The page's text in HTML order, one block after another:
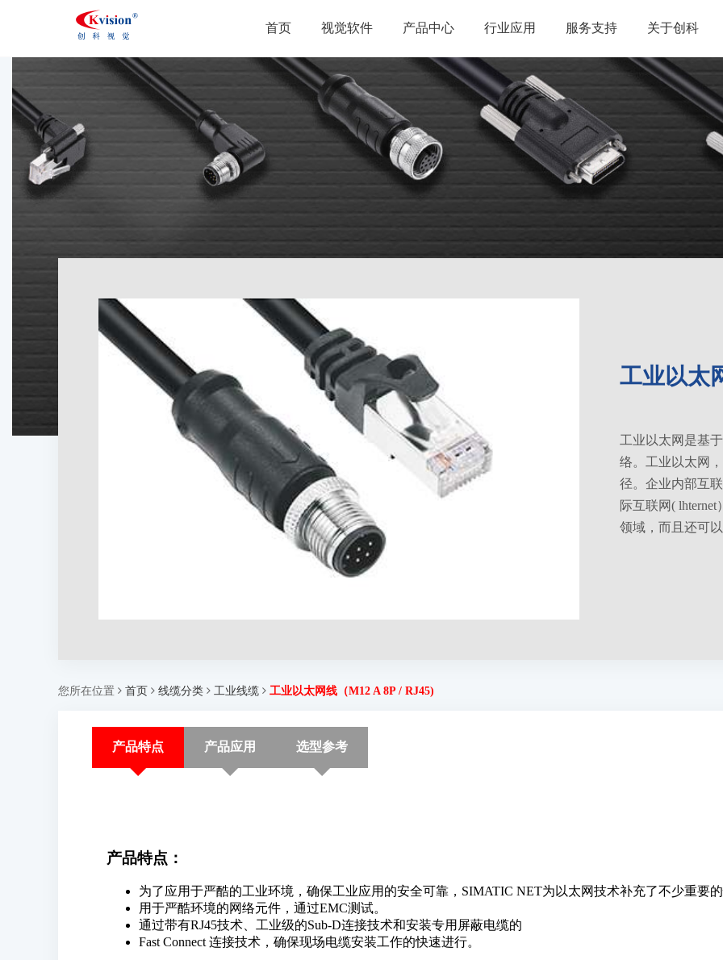
首页 视觉软件 产品中心 行业应用 服务支持 关于创科
工业以太
工业以太网是基
络。工业以太网
径。企业内部互
际互联网(
领域，而且还可
您所在位置 首页 线缆分类 工业线缆 工业以太网线（M12 A 8P / RJ45)
产品特点 产品应用 选型参考
产品特点：
为了应用于严酷的工业环境，确保工业应用的安全可靠，SIMATIC NET为以太网技术补充了不少重要
用于严酷环境的网络元件，通过EMC测试。
通过带有RJ45技术、工业级的Sub-D连接技术和安装专用屏蔽电缆的
Fast Connect 连接技术，确保现场电缆安装工作的快速进行。